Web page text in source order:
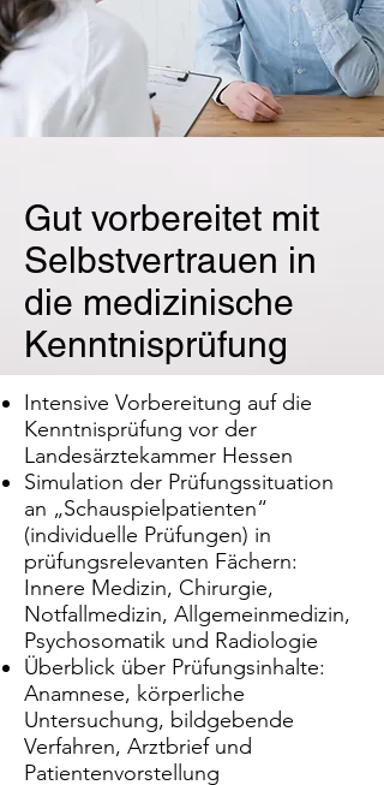
Gut vorbereitet mit
Selbstvertrauen in
die medizinische
Kenntnisprüfung
Intensive Vorbereitung auf die
Kenntnisprüfung vor der
Landesärztekammer Hessen
Simulation der Prüfungssituation
an „Schauspielpatienten“
(individuelle Prüfungen) in
prüfungsrelevanten Fächern:
Innere Medizin, Chirurgie,
Notfallmedizin, Allgemeinmedizin,
Psychosomatik und Radiologie
Überblick über Prüfungsinhalte:
Anamnese, körperliche
Untersuchung, bildgebende
Verfahren, Arztbrief und
Patientenvorstellung